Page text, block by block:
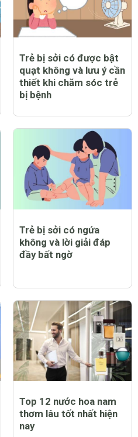
Trẻ bị sởi có được bật
quạt không và lưu ý cần
thiết khi chăm sóc trẻ
bị bệnh
Trẻ bị sởi có ngứa
không và lời giải đáp
đầy bất ngờ
Top 12 nước hoa nam
thơm lâu tốt nhất hiện
nay